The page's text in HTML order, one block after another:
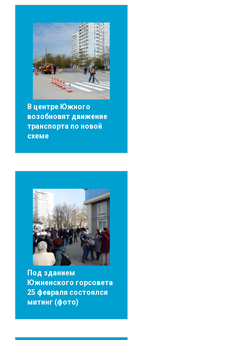
В центре Южного
возобновят движение
транспорта по новой
схеме
Под зданием
Южненского горсовета
25 февраля состоялся
митинг (фото)